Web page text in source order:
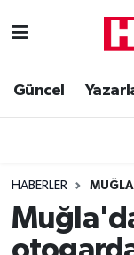
Güncel
HABERLER MUĞLA
Güncel
Magazin
Muğla
Muğla
Muğla
Süper Lig